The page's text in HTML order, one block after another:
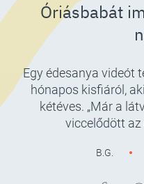
Óriásbabát
Egy édesanya videót
hónapos kisfiáról,
kétéves. „Már a
viccelődött
B.G.